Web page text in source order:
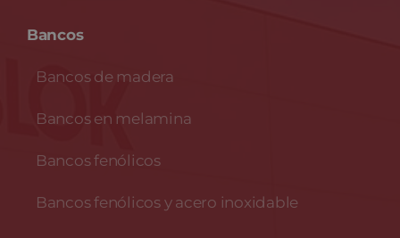
Bancos
Bancos de madera
Bancos en melamina
Bancos fenólicos
Bancos fenólicos y acero inoxidable